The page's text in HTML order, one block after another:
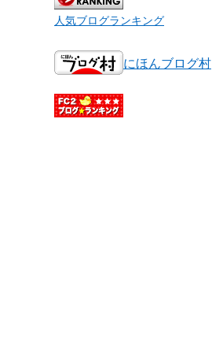
人気ブログランキング
にほんブログ村